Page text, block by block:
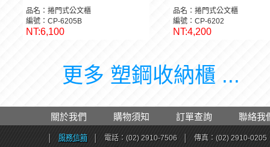
品名：捲門式公文櫃
編號：CP-6205B
NT:6,100
品名：捲門式公文櫃
編號：CP-6202
NT:4,200
更多 塑鋼收納櫃 ...
關於我們 購物須知 訂單查詢 聯絡我
服務信箱 電話：(02) 2910-7506
傳真：(02) 2910-0205